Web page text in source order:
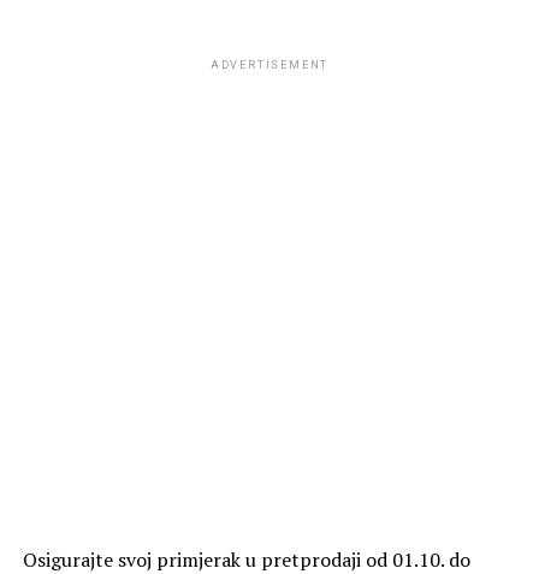
ADVERTISEMENT
Osigurajte svoj primjerak u pretprodaji od 01.10. do